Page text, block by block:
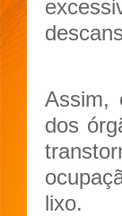
Assim,
dos
lixo.